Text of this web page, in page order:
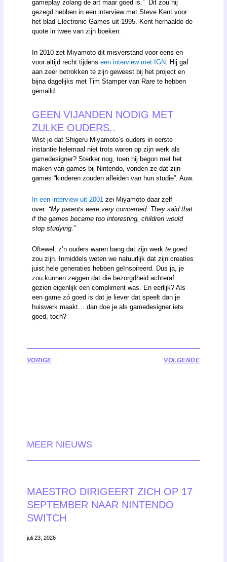
gameplay zolang de art maar goed is.” Dit zou hij
gezegd hebben in een interview met Steve Kent voor
het blad Electronic Games uit 1995. Kent herhaalde de
quote in twee van zijn boeken.
In 2010 zet Miyamoto dit misverstand voor eens en
voor altijd recht tijdens een interview met IGN. Hij gaf
aan zeer betrokken te zijn geweest bij het project en
bijna dagelijks met Tim Stamper van Rare te hebben
gemaild.
GEEN VIJANDEN NODIG MET
ZULKE OUDERS..
Wist je dat Shigeru Miyamoto’s ouders in eerste
instantie helemaal niet trots waren op zijn werk als
gamedesigner? Sterker nog, toen hij begon met het
maken van games bij Nintendo, vonden ze dat zijn
games “kinderen zouden afleiden van hun studie”. Auw.
In een interview uit 2001 zei Miyamoto daar zelf
over: “My parents were very concerned. They said that
if the games became too interesting, children would
stop studying.”
Oftewel: z’n ouders waren bang dat zijn werk te goed
zou zijn. Inmiddels weten we natuurlijk dat zijn creaties
juist hele generaties hebben geïnspireerd. Dus ja, je
zou kunnen zeggen dat die bezorgdheid achteraf
gezien eigenlijk een compliment was. En eerlijk? Als
een game zó goed is dat je liever dat speelt dan je
huiswerk maakt… dan doe je als gamedesigner iets
goed, toch?
VORIGE VOLGENDE
MEER NIEUWS
MAESTRO DIRIGEERT ZICH OP 17
SEPTEMBER NAAR NINTENDO
SWITCH
juli 23, 2026